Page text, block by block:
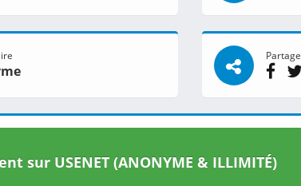
Partage
sur USENET (ANONYME & ILLIMITÉ)